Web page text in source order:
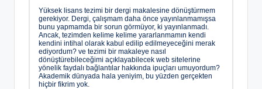
Yüksek lisans tezimi bir dergi makalesine dönüştürmem
gerekiyor. Dergi, çalışmam daha önce yayınlanmamışsa
bunu yapmamda bir sorun görmüyor, ki yayınlanmadı.
Ancak, tezimden kelime kelime yararlanmamın kendi
kendini intihal olarak kabul edilip edilmeyeceğini merak
ediyordum? ve tezimi bir makaleye nasıl
dönüştürebileceğimi açıklayabilecek web sitelerine
yönelik faydalı bağlantılar hakkında ipuçları umuyordum?
Akademik dünyada hala yeniyim, bu yüzden gerçekten
hiçbir fikrim yok.